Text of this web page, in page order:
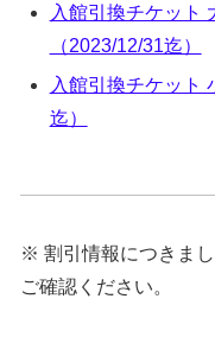
入館引換チケット
（2023/12/31迄）
入館引換チケット
迄）
※ 割引情報につきま
ご確認ください。